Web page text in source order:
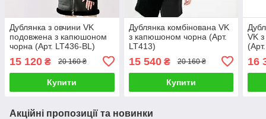
Дублянка з овчини VK
подовжена з капюшоном
чорна (Арт. LT436-BL)
15 120 ₴ 20 160 ₴
Купити
Дублянка комбінована VK
з капюшоном чорна (Арт.
LT413)
15 540₴ 20 160 ₴
Купити
VK
16
Акційні пропозиції та новинки